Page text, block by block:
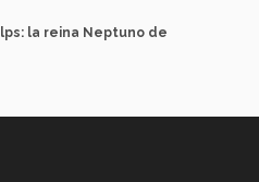
la reina Neptuno de